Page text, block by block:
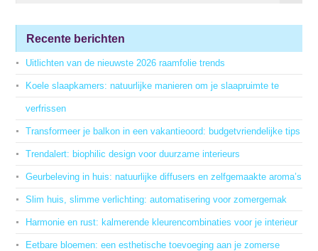
Recente berichten
Uitlichten van de nieuwste 2026 raamfolie trends
Koele slaapkamers: natuurlijke manieren om je slaapruimte te
verfrissen
Transformeer je balkon in een vakantieoord: budgetvriendelijke tips
Trendalert: biophilic design voor duurzame interieurs
Geurbeleving in huis: natuurlijke diffusers en zelfgemaakte aroma’s
Slim huis, slimme verlichting: automatisering voor zomergemak
Harmonie en rust: kalmerende kleurencombinaties voor je interieur
Eetbare bloemen: een esthetische toevoeging aan je zomerse